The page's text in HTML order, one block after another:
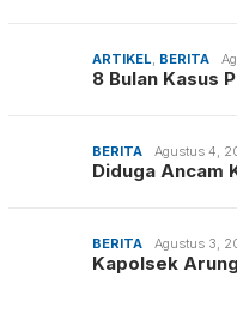
ARTIKEL, BERITA
8 Bulan Kasus
BERITA Agustus 4,
Diduga Ancam
BERITA Agustus 3,
Kapolsek